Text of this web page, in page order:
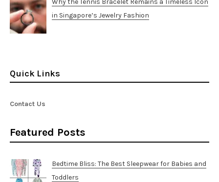
Why the Tennis Bracelet Remains a Timeless Icon
in Singapore’s Jewelry Fashion
Quick Links
Contact Us
Featured Posts
Bedtime Bliss: The Best Sleepwear for Babies and
Toddlers